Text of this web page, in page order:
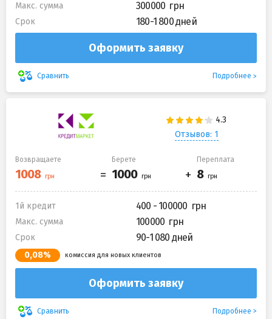
Макс. сумма 300000
Срок 180-1 800 дней
Оформить заявку
Сравнить Подробнее
Отзывов: 1
Возвращаете Берете Переплата
1й кредит 400 - 100000
Макс. сумма 100000
Срок 90-1 080 дней
0,08% комиссия для новых клиентов
Оформить заявку
Сравнить Подробнее